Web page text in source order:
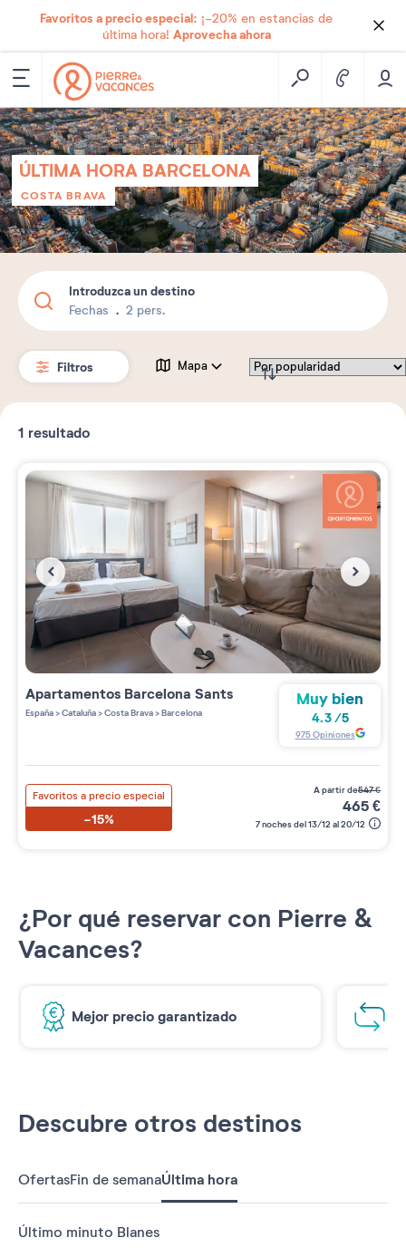
Favoritos a precio especial: ¡-20% en estancias de
última hora! Aprovecha ahora
ÚLTIMA HORA BARCELONA
COSTA BRAVA
Introduzca un destino
Fechas 2 pers.
Filtros Mapa
1 resultado
Apartamentos Barcelona Sants
España>Cataluña>Costa Brava>Barcelona
Muy bien
4.3/5
975Opiniones
Favoritos a precio especial
-15%
a partir de547€
465€
7 noches del 13/12 al 20/12
¿Por qué reservar con Pierre &
Vacances?
Mejor precio garantizado
Descubre otros destinos
OfertasFin de semanaÚltima hora
Último minuto Blanes